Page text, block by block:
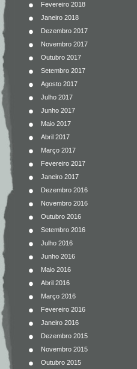
Fevereiro 2018
Janeiro 2018
Dezembro 2017
Novembro 2017
Outubro 2017
Setembro 2017
Agosto 2017
Julho 2017
Junho 2017
Maio 2017
Abril 2017
Março 2017
Fevereiro 2017
Janeiro 2017
Dezembro 2016
Novembro 2016
Outubro 2016
Setembro 2016
Julho 2016
Junho 2016
Maio 2016
Abril 2016
Março 2016
Fevereiro 2016
Janeiro 2016
Dezembro 2015
Novembro 2015
Outubro 2015